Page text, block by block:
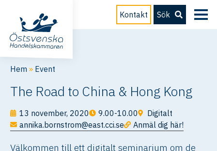
Kontakt Sök
Hem » Event
The Road to China & Hong Kong
13 november, 2020 9.00-10.00
Digitalt
annika.bornstrom@east.cci.se
Anmäl dig här!
Välkommen till ett digitalt seminarium om de